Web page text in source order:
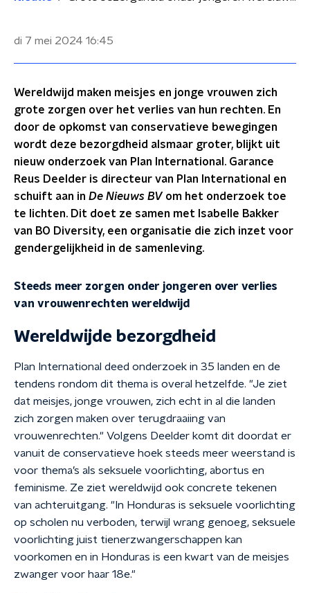
di 7 mei 2024 16:45
Wereldwijd maken meisjes en jonge vrouwen zich
grote zorgen over het verlies van hun rechten. En
door de opkomst van conservatieve bewegingen
wordt deze bezorgdheid alsmaar groter, blijkt uit
nieuw onderzoek van Plan International. Garance
Reus Deelder is directeur van Plan International en
schuift aan in De Nieuws BV om het onderzoek toe
te lichten. Dit doet ze samen met Isabelle Bakker
van BO Diversity, een organisatie die zich inzet voor
gendergelijkheid in de samenleving.
Steeds meer zorgen onder jongeren over verlies
van vrouwenrechten wereldwijd
Wereldwijde bezorgdheid
Plan International deed onderzoek in 35 landen en de
tendens rondom dit thema is overal hetzelfde. "Je ziet
dat meisjes, jonge vrouwen, zich echt in al die landen
zich zorgen maken over terugdraaiing van
vrouwenrechten." Volgens Deelder komt dit doordat er
vanuit de conservatieve hoek steeds meer weerstand is
voor thema’s als seksuele voorlichting, abortus en
feminisme. Ze ziet wereldwijd ook concrete tekenen
van achteruitgang. "In Honduras is seksuele voorlichting
op scholen nu verboden, terwijl wrang genoeg, seksuele
voorlichting juist tienerzwangerschappen kan
voorkomen en in Honduras is een kwart van de meisjes
zwanger voor haar 18e."